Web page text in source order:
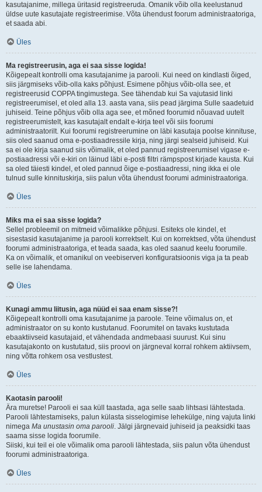
kasutajanime, millega üritasid registreeruda. Omanik võib olla keelustanud
üldse uute kasutajate registreerimise. Võta ühendust foorum administraatoriga,
et saada abi.
Üles
Ma registreerusin, aga ei saa sisse logida!
Kõigepealt kontrolli oma kasutajanime ja parooli. Kui need on kindlasti õiged,
siis järgmiseks võib-olla kaks põhjust. Esimene põhjus võib-olla see, et
registreerusid COPPA tingimustega. See tähendab kui Sa vajutasid linki
registreerumisel, et oled alla 13. aasta vana, siis pead järgima Sulle saadetuid
juhiseid. Teine põhjus võib olla aga see, et mõned foorumid nõuavad uutelt
registreerumistelt, kas kasutajalt endalt e-kirja teel või siis foorumi
administraatorilt. Kui foorumi registreerumine on läbi kasutaja poolse kinnituse,
siis oled saanud oma e-postiaadressile kirja, ning järgi sealseid juhiseid. Kui
sa ei ole kirja saanud siis võimalik, et oled pannud registreerumisel vigase e-
postiaadressi või e-kiri on läinud läbi e-posti filtri rämpspost kirjade kausta. Kui
sa oled täiesti kindel, et oled pannud õige e-postiaadressi, ning ikka ei ole
tulnud sulle kinnituskirja, siis palun võta ühendust foorumi administraatoriga.
Üles
Miks ma ei saa sisse logida?
Sellel probleemil on mitmeid võimalikke põhjusi. Esiteks ole kindel, et
sisestasid kasutajanime ja parooli korrektselt. Kui on korrektsed, võta ühendust
foorumi administraatoriga, et teada saada, kas oled saanud keelu foorumile.
Ka on võimalik, et omanikul on veebiserveri konfiguratsioonis viga ja ta peab
selle ise lahendama.
Üles
Kunagi ammu liitusin, aga nüüd ei saa enam sisse?!
Kõigepealt kontrolli oma kasutajanime ja paroole. Teine võimalus on, et
administraator on su konto kustutanud. Foorumitel on tavaks kustutada
ebaaktiivseid kasutajaid, et vähendada andmebaasi suurust. Kui sinu
kasutajakonto on kustutatud, siis proovi on järgneval korral rohkem aktiivsem,
ning võtta rohkem osa vestlustest.
Üles
Kaotasin parooli!
Ära muretse! Parooli ei saa küll taastada, aga selle saab lihtsasi lähtestada.
Parooli lähtestamiseks, palun külasta sisselogimise lehekülge, ning vajuta linki
nimega Ma unustasin oma parooli. Jälgi järgnevaid juhiseid ja peaksidki taas
saama sisse logida foorumile.
Siiski, kui teil ei ole võimalik oma parooli lähtestada, siis palun võta ühendust
foorumi administraatoriga.
Üles